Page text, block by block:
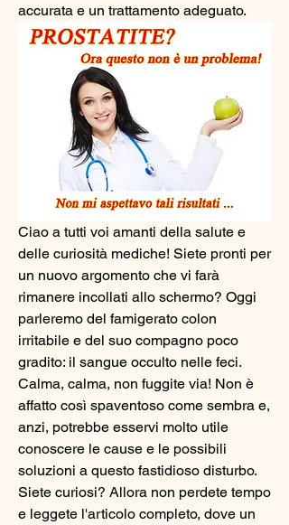
accurata e un trattamento adeguato.
Ciao a tutti voi amanti della salute e
delle curiosità mediche! Siete pronti per
un nuovo argomento che vi farà
rimanere incollati allo schermo? Oggi
parleremo del famigerato colon
irritabile e del suo compagno poco
gradito: il sangue occulto nelle feci.
Calma, calma, non fuggite via! Non è
affatto così spaventoso come sembra e,
anzi, potrebbe esservi molto utile
conoscere le cause e le possibili
soluzioni a questo fastidioso disturbo.
Siete curiosi? Allora non perdete tempo
e leggete l'articolo completo, dove un